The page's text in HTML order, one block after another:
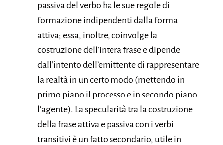
passiva del verbo ha le sue regole di
formazione indipendenti dalla forma
attiva; essa, inoltre, coinvolge la
costruzione dell’intera frase e dipende
dall’intento dell’emittente di rappresentare
la realtà in un certo modo (mettendo in
primo piano il processo e in secondo piano
l’agente). La specularità tra la costruzione
della frase attiva e passiva con i verbi
transitivi è un fatto secondario, utile in